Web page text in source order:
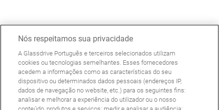
Nós respeitamos sua privacidade
A Glassdrive Português e terceiros selecionados utilizam
cookies ou tecnologias semelhantes. Esses fornecedores
acedem a informações como as características do seu
dispositivo ou determinados dados pessoais (endereços IP,
dados de navegação no website, etc.) para os seguintes fins:
analisar e melhorar a experiência do utilizador ou o nosso